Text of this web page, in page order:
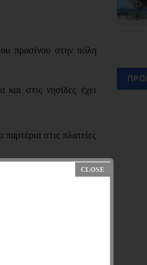
πρασίνου στην πόλη
στις νησίδες έχει
στις πλατείες
για τους δημότες,
δεν έχει να κάνει